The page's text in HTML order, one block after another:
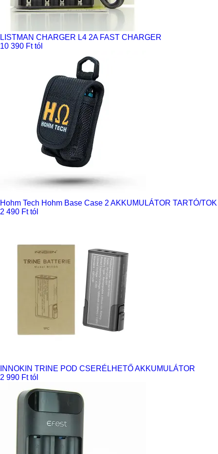
LISTMAN CHARGER L4 2A FAST CHARGER
10 390 Ft tól
Hohm Tech Hohm Base Case 2 AKKUMULÁTOR TARTÓ/TOK
2 490 Ft tól
INNOKIN TRINE POD CSERÉLHETŐ AKKUMULÁTOR
2 990 Ft tól